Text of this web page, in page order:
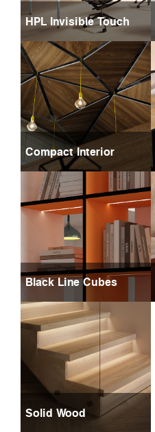
HPL Invisible Touch
Compact Interior
Black Line Cubes
Solid Wood